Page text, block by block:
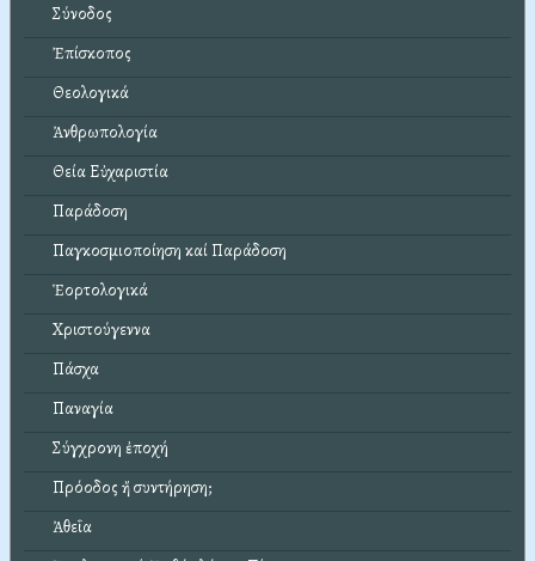
Σύνοδος
Ἐπίσκοπος
Θεολογικά
Ἀνθρωπολογία
Θεία Εὐχαριστία
Παράδοση
Παγκοσμιοποίηση καί Παράδοση
Ἑορτολογικά
Χριστούγεννα
Πάσχα
Παναγία
Σύγχρονη ἐποχή
Πρόοδος ἤ συντήρηση;
Ἀθεΐα